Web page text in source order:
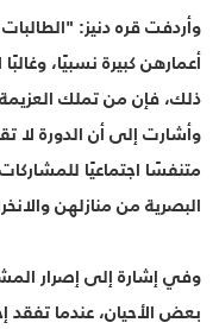
وأردفت قره دنيز:
أعمارهن كبيرة نسبيًا،
ذلك، فإن من تملك
وأشارت إلى أن الدورة لا
متنفسًا اجتماعيًا
البصرية من منازلهن
وفي إشارة إلى إصرار
بعض الأحيان، عندما